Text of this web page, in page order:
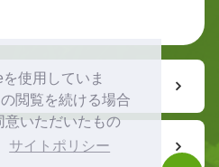
使用していま
閲覧を続ける場合
意いただいたもの
サイトポリシー